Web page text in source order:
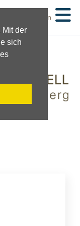
Mit der
sich
Suchen